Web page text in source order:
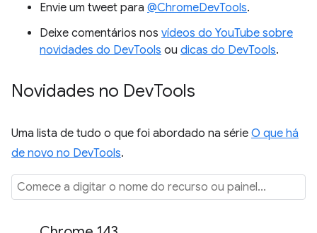
Envie um tweet para @ChromeDevTools.
Deixe comentários nos vídeos do YouTube sobre
novidades do DevTools ou dicas do DevTools.
Novidades no DevTools
Uma lista de tudo o que foi abordado na série O que há
de novo no DevTools.